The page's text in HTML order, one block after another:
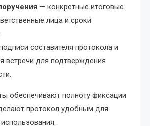
— конкретные итоговые
лица и сроки
составителя протокола и
встречи для подтверждения
обеспечивают полноту фиксации
протокол удобным для